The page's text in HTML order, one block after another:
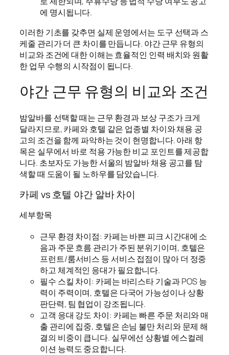
에 명시됩니다.
이러한 기초를 갖추면 실제 운영에서는 도구 선택과 스
케줄 관리가 더 큰 차이를 만듭니다. 야간 근무 유형의
비교와 조건에 대한 이해는 효율적인 인력 배치와 원활
한 업무 수행의 시작점이 됩니다.
야간 근무 유형의 비교와 조건
밤알바를 선택할 때는 근무 환경과 보상 구조가 크게
달라지므로, 카페와 호텔 같은 업종별 차이와 채용 공
고의 조건을 함께 파악하는 것이 현명합니다. 아래 항
목은 실무에서 바로 적용 가능한 비교 포인트를 제공합
니다. 초보자도 가능한 서울의 밤알바 채용 공고를 탐
색할 때 도움이 될 노하우를 담았습니다.
카페 vs 호텔 야간 알바 차이
세부항목
근무 환경 차이점: 카페는 바쁜 피크 시간대에 소
음과 주문 흐름 관리가 주된 분위기이며, 호텔은
프런트/룸서비스 등 서비스 접점이 많아 더 정중
하고 체계적인 응대가 필요합니다.
필수 스킬 차이: 카페는 바리스타 기술과 POS 능
력이 주력이며, 호텔은 다국어 가능성이나 상황
판단력, 팀 협업이 강조됩니다.
고객 응대 강도 차이: 카페는 빠른 주문 처리와 매
출 관리에 집중, 호텔은 손님 불만 처리와 문제 해
결의 비중이 큽니다. 실무에선 상황별 에스컬레
이션 능력도 중요합니다.